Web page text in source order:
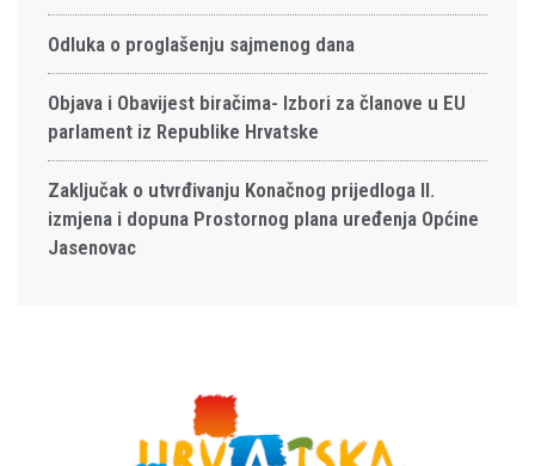
Odluka o proglašenju sajmenog dana
Objava i Obavijest biračima- Izbori za članove u EU
parlament iz Republike Hrvatske
Zaključak o utvrđivanju Konačnog prijedloga II.
izmjena i dopuna Prostornog plana uređenja Općine
Jasenovac